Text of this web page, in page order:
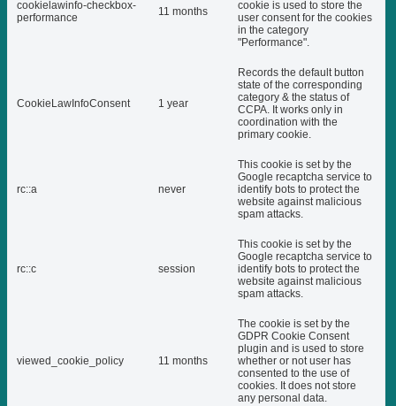
cookielawinfo-checkbox-
performance
11 months
cookie is used to store the
user consent for the cookies
in the category
"Performance".
CookieLawInfoConsent 1 year
Records the default button
state of the corresponding
category & the status of
CCPA. It works only in
coordination with the
primary cookie.
rc::a never
This cookie is set by the
Google recaptcha service to
identify bots to protect the
website against malicious
spam attacks.
rc::c session
This cookie is set by the
Google recaptcha service to
identify bots to protect the
website against malicious
spam attacks.
viewed_cookie_policy 11 months
The cookie is set by the
GDPR Cookie Consent
plugin and is used to store
whether or not user has
consented to the use of
cookies. It does not store
any personal data.